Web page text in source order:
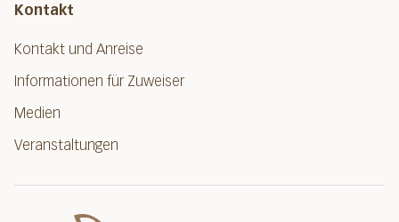
Kontakt
Kontakt und Anreise
Informationen für Zuweiser
Medien
Veranstaltungen